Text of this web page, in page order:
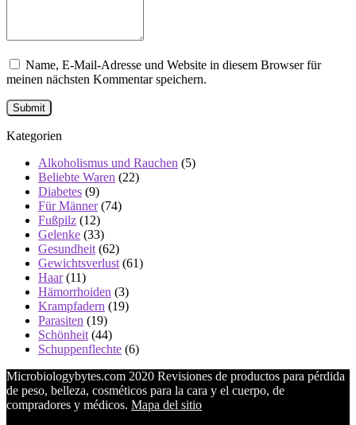
Name, E-Mail-Adresse und Website in diesem Browser für
meinen nächsten Kommentar speichern.
Kategorien
Alkoholismus und Rauchen (5)
Beliebte Waren (22)
Diabetes (9)
Für Männer(74)
Fußpilz (12)
Gelenke (33)
Gesundheit (62)
Gewichtsverlust (61)
Haar(11)
Hämorrhoiden (3)
Krampfadern (19)
Parasiten (19)
Schönheit (44)
Schuppenflechte (6)
Microbiologybytes.com 2020 Revisiones de productos para pérdida
de peso, belleza, cosméticos para la cara y el cuerpo, de
compradores y médicos. Mapa del sitio